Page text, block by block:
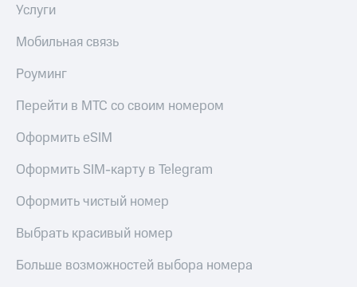
Услуги
Мобильная связь
Роуминг
Перейти в МТС со своим номером
Оформить eSIM
Оформить SIM-карту в Telegram
Оформить чистый номер
Выбрать красивый номер
Больше возможностей выбора номера